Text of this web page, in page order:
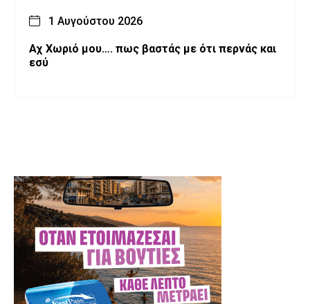
1 Αυγούστου 2026
Αχ Χωριό μου…. πως βαστάς με ότι περνάς και
εσύ